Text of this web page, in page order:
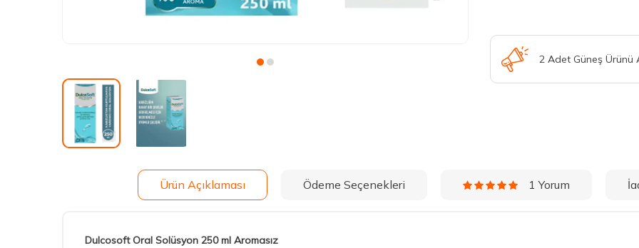
2 Adet Güneş Ürünü
Ürün Açıklaması Ödeme Seçenekleri 1 Yorum
Dulcosoft Oral Solüsyon 250 ml Aromasız